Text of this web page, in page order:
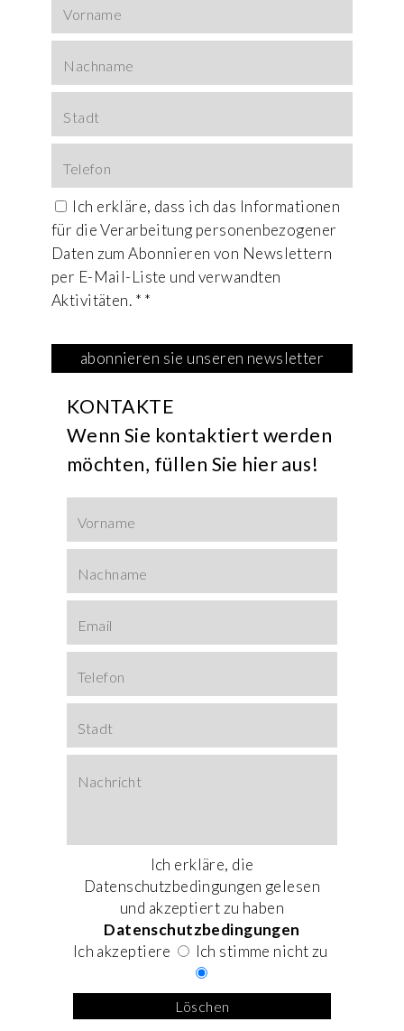
Ich erkläre, dass ich das Informationen
für die Verarbeitung personenbezogener
Daten zum Abonnieren von Newslettern
per E-Mail-Liste und verwandten
Aktivitäten. * *
KONTAKTE
Wenn Sie kontaktiert werden
möchten, füllen Sie hier aus!
Ich erkläre, die
Datenschutzbedingungen gelesen
und akzeptiert zu haben
Datenschutzbedingungen
Ich akzeptiere
Ich stimme nicht zu